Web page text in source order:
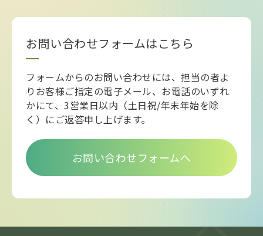
お問い合わせフォームはこちら
フォームからのお問い合わせには、担当の者よ
りお客様ご指定の電子メール、お電話のいずれ
かにて、3営業日以内（土日祝/年末年始を除
く）にご返答申し上げます。
お問い合わせフォームへ